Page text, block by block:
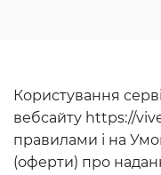
Користування
вебсайту https://
правилами і на
(оферти) про